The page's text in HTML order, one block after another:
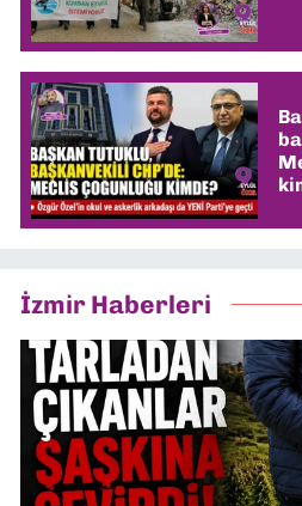
İzmir Haberleri